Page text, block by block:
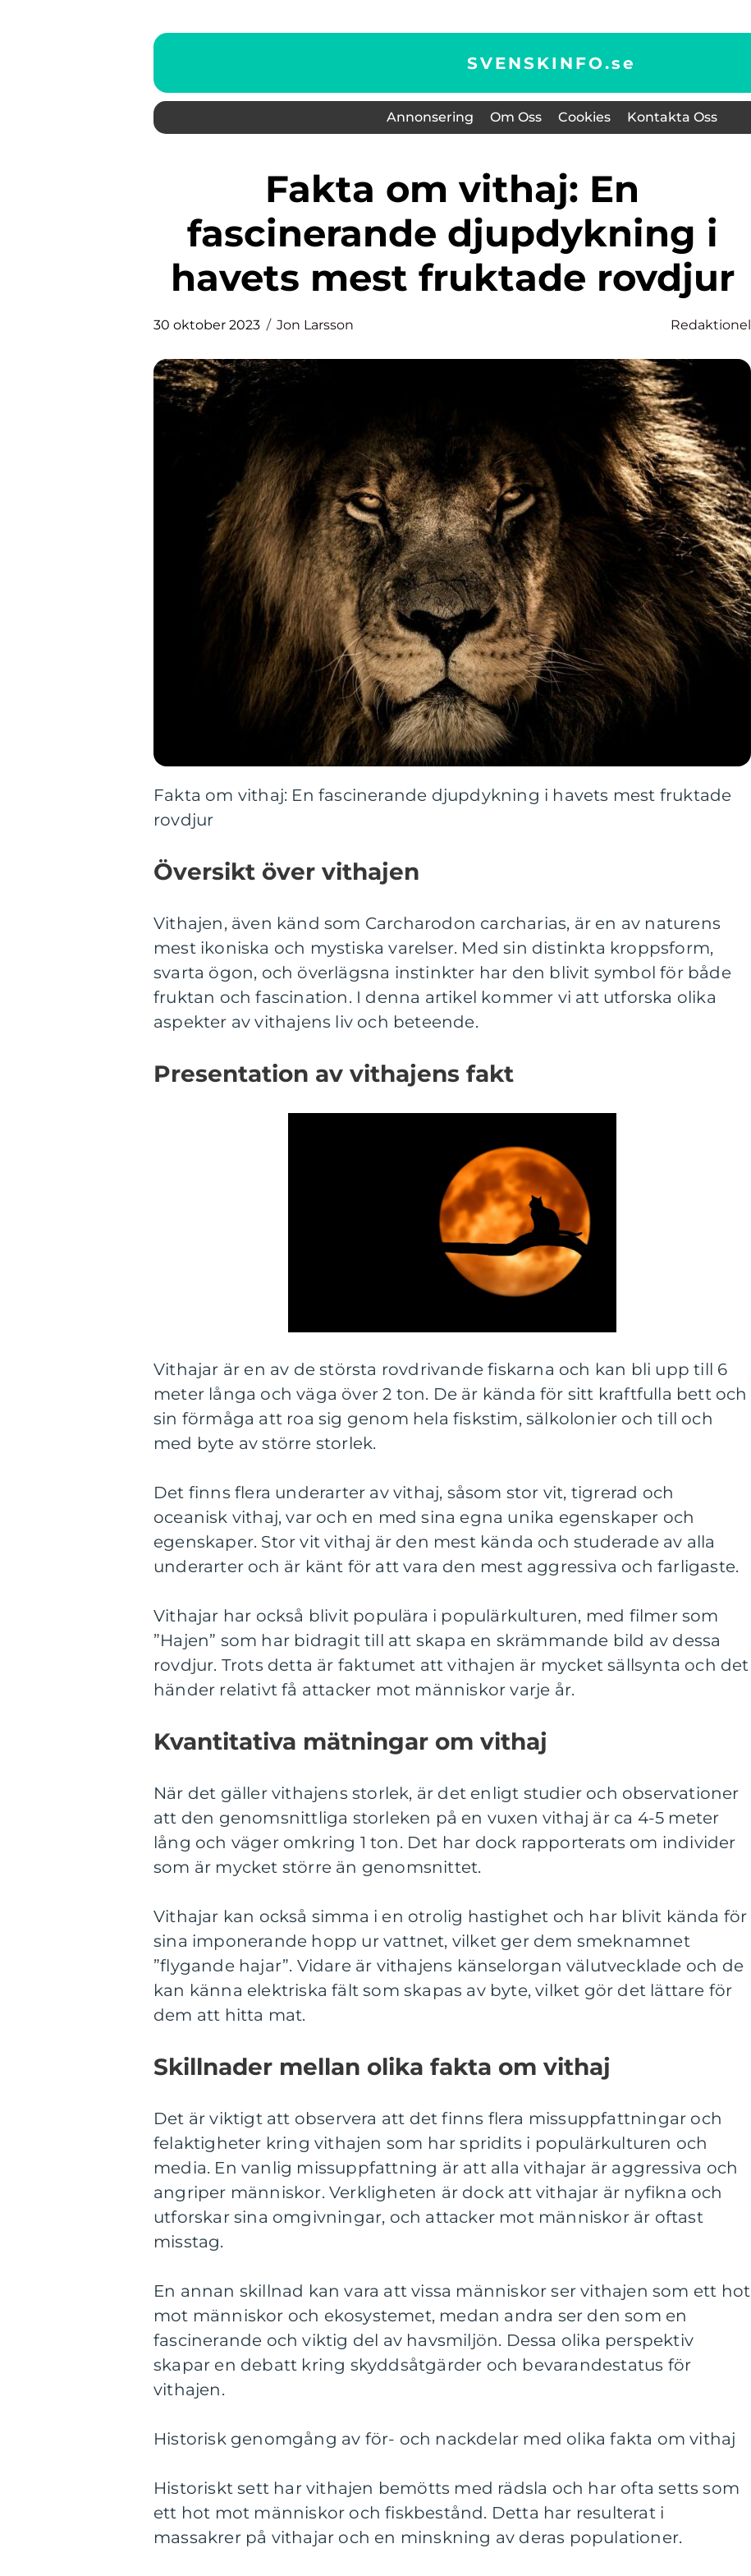
SVENSKINFO.se
Annonsering Om Oss Cookies Kontakta Oss
Fakta om vithaj: En
fascinerande djupdykning i
havets mest fruktade rovdjur
30 oktober 2023 Jon Larsson Redaktionel
Fakta om vithaj: En fascinerande djupdykning i havets mest fruktade
rovdjur
Översikt över vithajen
Vithajen, även känd som Carcharodon carcharias, är en av naturens
mest ikoniska och mystiska varelser. Med sin distinkta kroppsform,
svarta ögon, och överlägsna instinkter har den blivit symbol för både
fruktan och fascination. I denna artikel kommer vi att utforska olika
aspekter av vithajens liv och beteende.
Presentation av vithajens fakt
Vithajar är en av de största rovdrivande fiskarna och kan bli upp till 6
meter långa och väga över 2 ton. De är kända för sitt kraftfulla bett och
sin förmåga att roa sig genom hela fiskstim, sälkolonier och till och
med byte av större storlek.
Det finns flera underarter av vithaj, såsom stor vit, tigrerad och
oceanisk vithaj, var och en med sina egna unika egenskaper och
egenskaper. Stor vit vithaj är den mest kända och studerade av alla
underarter och är känt för att vara den mest aggressiva och farligaste.
Vithajar har också blivit populära i populärkulturen, med filmer som
”Hajen” som har bidragit till att skapa en skrämmande bild av dessa
rovdjur. Trots detta är faktumet att vithajen är mycket sällsynta och det
händer relativt få attacker mot människor varje år.
Kvantitativa mätningar om vithaj
När det gäller vithajens storlek, är det enligt studier och observationer
att den genomsnittliga storleken på en vuxen vithaj är ca 4-5 meter
lång och väger omkring 1 ton. Det har dock rapporterats om individer
som är mycket större än genomsnittet.
Vithajar kan också simma i en otrolig hastighet och har blivit kända för
sina imponerande hopp ur vattnet, vilket ger dem smeknamnet
”flygande hajar”. Vidare är vithajens känselorgan välutvecklade och de
kan känna elektriska fält som skapas av byte, vilket gör det lättare för
dem att hitta mat.
Skillnader mellan olika fakta om vithaj
Det är viktigt att observera att det finns flera missuppfattningar och
felaktigheter kring vithajen som har spridits i populärkulturen och
media. En vanlig missuppfattning är att alla vithajar är aggressiva och
angriper människor. Verkligheten är dock att vithajar är nyfikna och
utforskar sina omgivningar, och attacker mot människor är oftast
misstag.
En annan skillnad kan vara att vissa människor ser vithajen som ett hot
mot människor och ekosystemet, medan andra ser den som en
fascinerande och viktig del av havsmiljön. Dessa olika perspektiv
skapar en debatt kring skyddsåtgärder och bevarandestatus för
vithajen.
Historisk genomgång av för- och nackdelar med olika fakta om vithaj
Historiskt sett har vithajen bemötts med rädsla och har ofta setts som
ett hot mot människor och fiskbestånd. Detta har resulterat i
massakrer på vithajar och en minskning av deras populationer.